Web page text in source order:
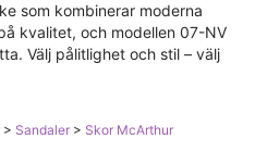
som kombinerar moderna
kvalitet, och modellen 07-NV
Välj pålitlighet och stil – välj
> Sandaler > Skor McArthur